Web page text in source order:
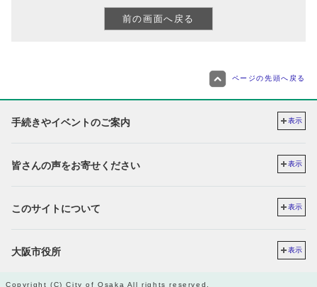
ページの先頭へ戻る
手続きやイベントのご案内 表示
皆さんの声をお寄せください 表示
このサイトについて 表示
大阪市役所 表示
Copyright (C) City of Osaka All rights reserved.